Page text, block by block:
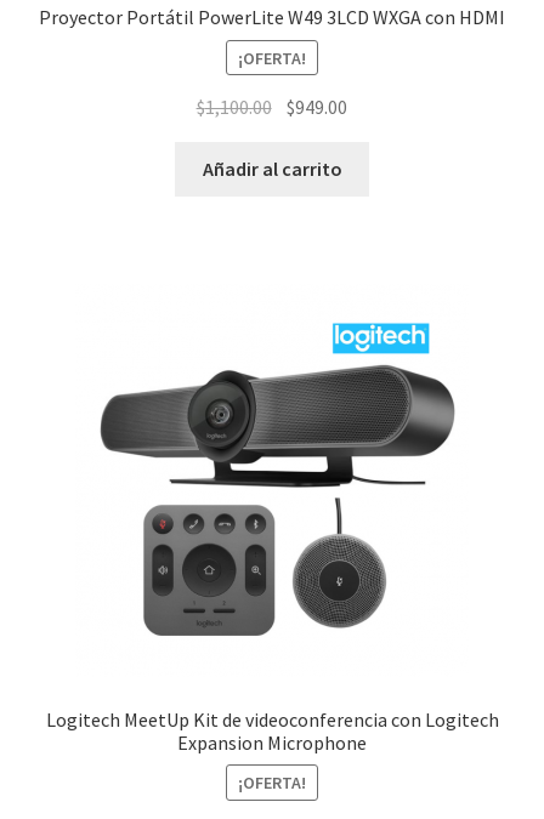
Proyector Portátil PowerLite W49 3LCD WXGA con HDMI
¡OFERTA!
$1,100.00 El
original
$949.00
Añadir al carrito
Logitech MeetUp Kit de videoconferencia con Logitech
Expansion Microphone
¡OFERTA!